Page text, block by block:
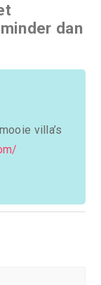
dan
villa’s